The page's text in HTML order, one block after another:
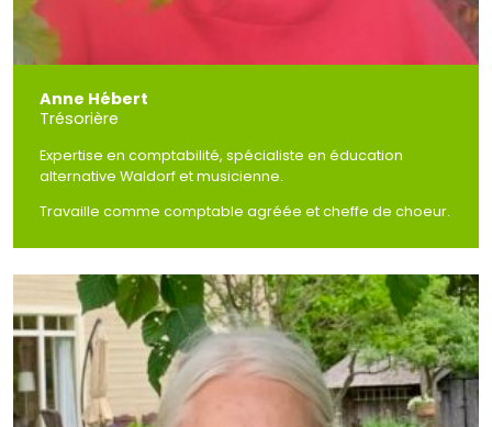
Anne Hébert
Trésorière
Expertise en comptabilité, spécialiste en éducation
alternative Waldorf et musicienne.
Travaille comme comptable agréée et cheffe de choeur.